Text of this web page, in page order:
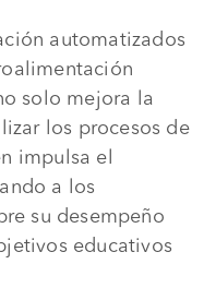
automatizados
solo mejora la
los procesos de
impulsa el
a los
su desempeño
educativos